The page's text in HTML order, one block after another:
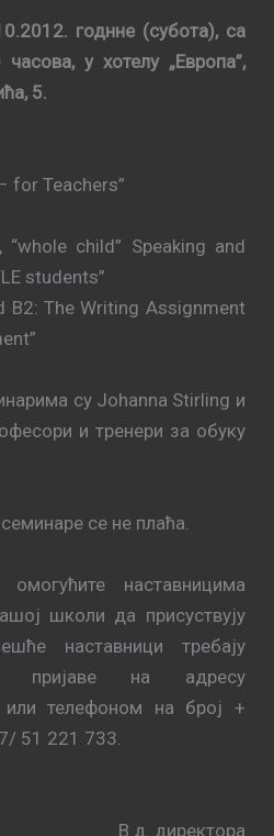
годнне (субота), са
у хотелу „Европа”,
5.
for Teachers”
“whole child” Speaking and
students”
B2: The Writing Assignment
су Johanna Stirling и
и тренери за обуку
се не плаћа.
наставницима
школи да присуствују
наставници требају
пријаве на адресу
или телефоном на број +
51 221 733.
В.д. директора